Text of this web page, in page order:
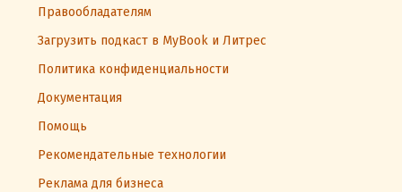
Правообладателям
Загрузить подкаст в MyBook и Литрес
Политика конфиденциальности
Документация
Помощь
Рекомендательные технологии
Реклама для бизнеса